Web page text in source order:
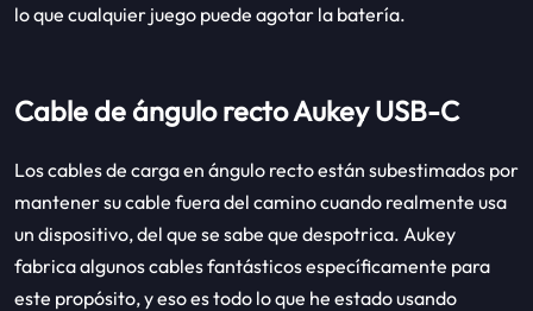
lo que cualquier juego puede agotar la batería.
Cable de ángulo recto Aukey USB-C
Los cables de carga en ángulo recto están subestimados por
mantener su cable fuera del camino cuando realmente usa
un dispositivo, del que se sabe que despotrica. Aukey
fabrica algunos cables fantásticos específicamente para
este propósito, y eso es todo lo que he estado usando